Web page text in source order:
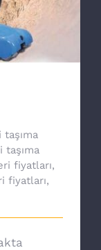
taşıma
fiyatları,
fiyatları,